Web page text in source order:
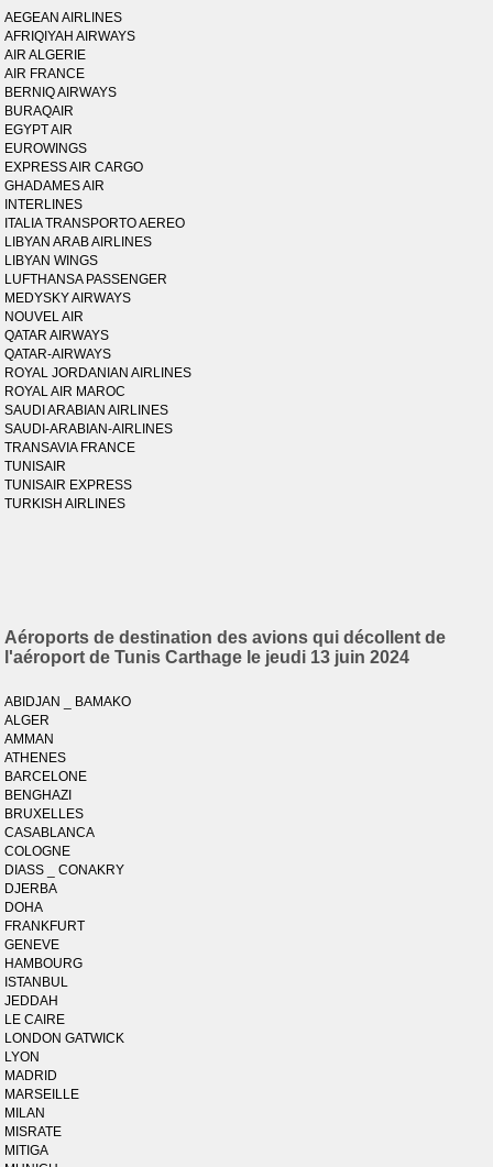
AEGEAN AIRLINES
AFRIQIYAH AIRWAYS
AIR ALGERIE
AIR FRANCE
BERNIQ AIRWAYS
BURAQAIR
EGYPT AIR
EUROWINGS
EXPRESS AIR CARGO
GHADAMES AIR
INTERLINES
ITALIA TRANSPORTO AEREO
LIBYAN ARAB AIRLINES
LIBYAN WINGS
LUFTHANSA PASSENGER
MEDYSKY AIRWAYS
NOUVEL AIR
QATAR AIRWAYS
QATAR-AIRWAYS
ROYAL JORDANIAN AIRLINES
ROYAL AIR MAROC
SAUDI ARABIAN AIRLINES
SAUDI-ARABIAN-AIRLINES
TRANSAVIA FRANCE
TUNISAIR
TUNISAIR EXPRESS
TURKISH AIRLINES
Aéroports de destination des avions qui décollent de
l'aéroport de Tunis Carthage le jeudi 13 juin 2024
ABIDJAN _ BAMAKO
ALGER
AMMAN
ATHENES
BARCELONE
BENGHAZI
BRUXELLES
CASABLANCA
COLOGNE
DIASS _ CONAKRY
DJERBA
DOHA
FRANKFURT
GENEVE
HAMBOURG
ISTANBUL
JEDDAH
LE CAIRE
LONDON GATWICK
LYON
MADRID
MARSEILLE
MILAN
MISRATE
MITIGA